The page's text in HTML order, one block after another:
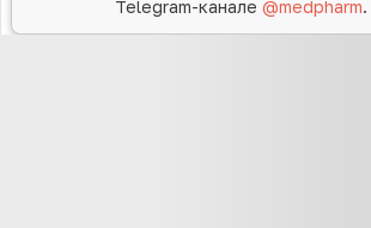
Telegram-канале@medpharm.